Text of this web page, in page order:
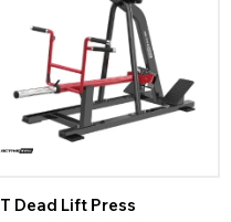
T Dead Lift Press